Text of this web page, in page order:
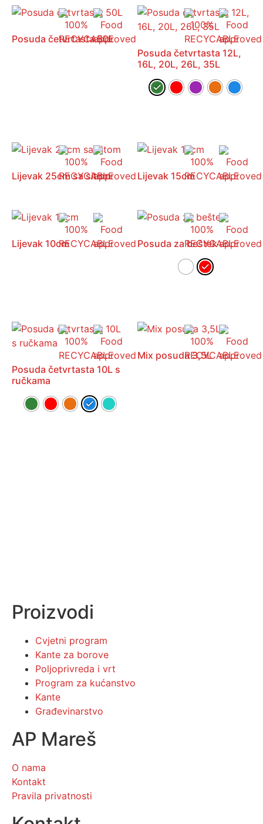
Posuda četvrtasta 50L
Posuda četvrtasta 12L,
16L, 20L, 26L, 35L
Lijevak 25cm sa sitom Lijevak 15cm
Lijevak 10cm Posuda za beštek
Posuda četvrtasta 10L s
ručkama
Mix posuda 3,5L
Proizvodi
Cvjetni program
Kante za borove
Poljoprivreda i vrt
Program za kućanstvo
Kante
Građevinarstvo
AP Mareš
O nama
Kontakt
Pravila privatnosti